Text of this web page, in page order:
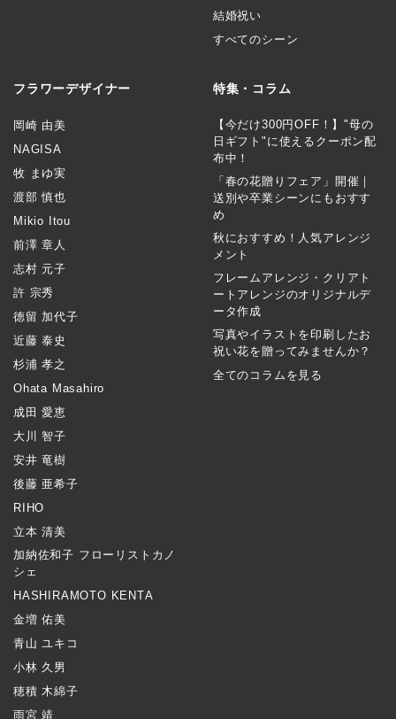
結婚祝い
すべてのシーン
フラワーデザイナー
岡崎 由美
NAGISA
牧 まゆ実
渡部 慎也
Mikio Itou
前澤 章人
志村 元子
許 宗秀
徳留 加代子
近藤 泰史
杉浦 孝之
Ohata Masahiro
成田 愛恵
大川 智子
安井 竜樹
後藤 亜希子
RIHO
立本 清美
加納佐和子 フローリストカノ
シェ
HASHIRAMOTO KENTA
金増 佑美
青山 ユキコ
小林 久男
穂積 木綿子
雨宮 靖
特集・コラム
【今だけ300円OFF！】"母の
日ギフト"に使えるクーポン配
布中！
「春の花贈りフェア」開催｜
送別や卒業シーンにもおすす
め
秋におすすめ！人気アレンジ
メント
フレームアレンジ・クリアト
ートアレンジのオリジナルデ
ータ作成
写真やイラストを印刷したお
祝い花を贈ってみませんか？
全てのコラムを見る